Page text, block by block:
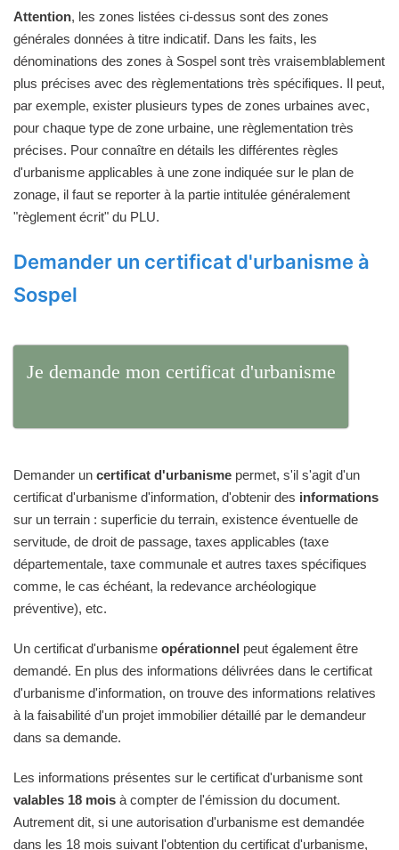
Attention, les zones listées ci-dessus sont des zones
générales données à titre indicatif. Dans les faits, les
dénominations des zones à Sospel sont très vraisemblablement
plus précises avec des règlementations très spécifiques. Il peut,
par exemple, exister plusieurs types de zones urbaines avec,
pour chaque type de zone urbaine, une règlementation très
précises. Pour connaître en détails les différentes règles
d'urbanisme applicables à une zone indiquée sur le plan de
zonage, il faut se reporter à la partie intitulée généralement
"règlement écrit" du PLU.
Demander un certificat d'urbanisme à
Sospel
Je demande mon certificat d'urbanisme
Demander un certificat d'urbanisme permet, s'il s'agit d'un
certificat d'urbanisme d'information, d'obtenir des informations
sur un terrain : superficie du terrain, existence éventuelle de
servitude, de droit de passage, taxes applicables (taxe
départementale, taxe communale et autres taxes spécifiques
comme, le cas échéant, la redevance archéologique
préventive), etc.
Un certificat d'urbanisme opérationnel peut également être
demandé. En plus des informations délivrées dans le certificat
d'urbanisme d'information, on trouve des informations relatives
à la faisabilité d'un projet immobilier détaillé par le demandeur
dans sa demande.
Les informations présentes sur le certificat d'urbanisme sont
valables 18 mois à compter de l'émission du document.
Autrement dit, si une autorisation d'urbanisme est demandée
dans les 18 mois suivant l'obtention du certificat d'urbanisme,